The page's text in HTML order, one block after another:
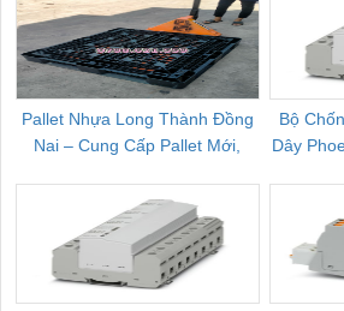
Pallet Nhựa Long Thành Đồng
Nai – Cung Cấp Pallet Mới,
Bộ
Dây